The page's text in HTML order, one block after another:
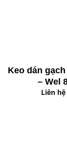
Keo dán
– Wel
Liên